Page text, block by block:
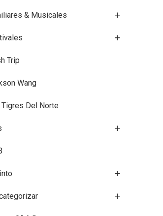
& Musicales
Trip
Wang
Del Norte